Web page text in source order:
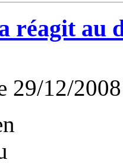
réagit au
29/12/2008